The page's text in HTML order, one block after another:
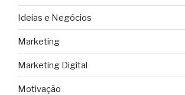
Ideias e Negócios
Marketing
Marketing Digital
Motivação